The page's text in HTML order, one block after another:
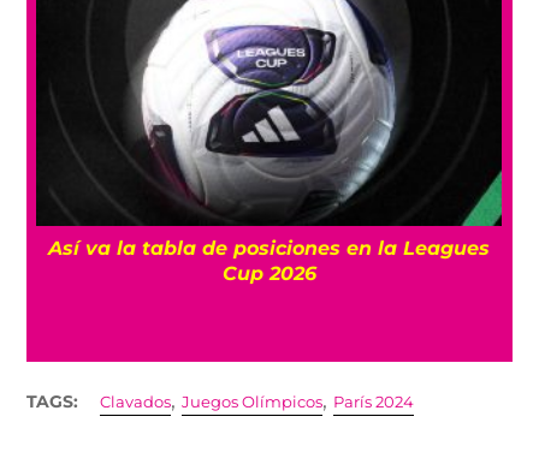
Así va la tabla de posiciones en la Leagues
Cup 2026
TAGS: Clavados,Juegos Olímpicos, París 2024